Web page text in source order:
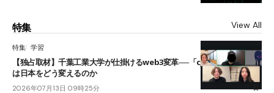
特集 View All
特集 学習
【独占取材】千葉工業大学が仕掛けるweb3変革──「cJPY」とAIの融合
は日本をどう変えるのか
2026年07月13日 09時25分